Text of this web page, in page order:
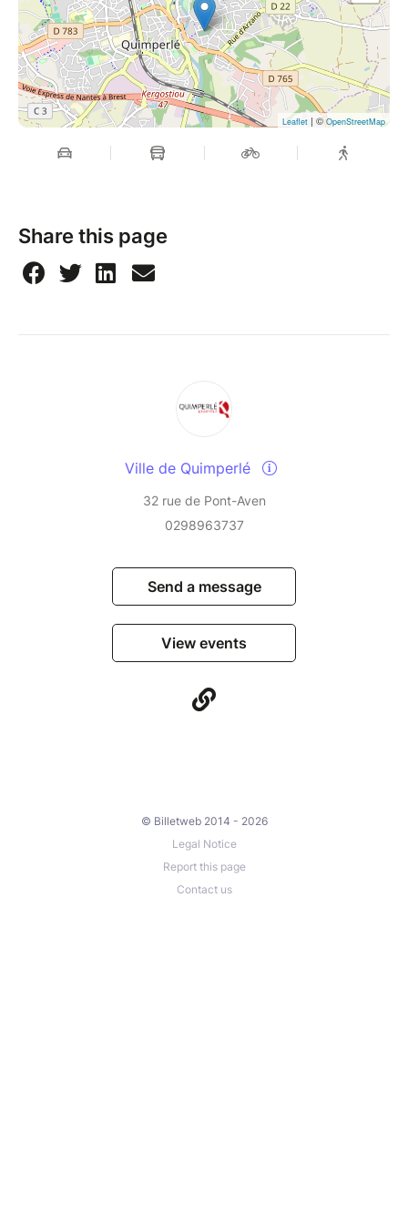
Leaflet | ©OpenStreetMap
Share this page
Ville de Quimperlé
32 rue de Pont-Aven
0298963737
Send a message
View events
© Billetweb 2014 - 2026
Legal Notice
Report this page
Contact us